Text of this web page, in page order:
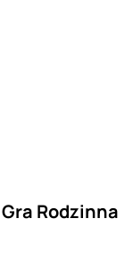
Rodzinna